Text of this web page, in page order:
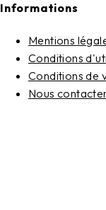
Informations
Mentions
Conditions
Conditions de
Nous